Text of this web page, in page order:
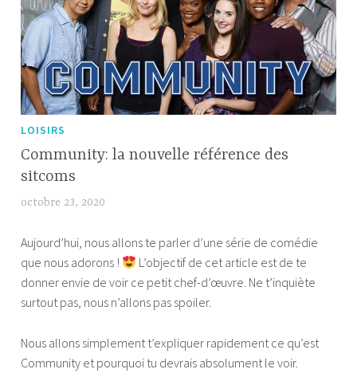
LOISIRS
Community: la nouvelle référence des
sitcoms
octobre 23, 2020
m
a
f
l
k
Aujourd’hui, nous allons te parler d’une série de comédie
que nous adorons !
L’objectif de cet article est de te
donner envie de voir ce petit chef-d’œuvre. Ne t’inquiète
surtout pas, nous n’allons pas spoiler.
Nous allons simplement t’expliquer rapidement ce qu’est
Community et pourquoi tu devrais absolument le voir.